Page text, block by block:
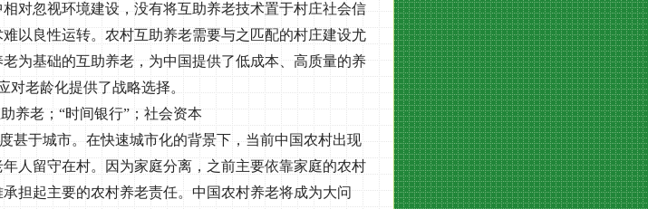
对忽视环境建设，没有将互助养老技术置于村庄社会信
以良性运转。农村互助养老需要与之匹配的村庄建设尤
为基础的互助养老，为中国提供了低成本、高质量的养
对老龄化提供了战略选择。
养老；“时间银行”；社会资本
甚于城市。在快速城市化的背景下，当前中国农村出现
人留守在村。因为家庭分离，之前主要依靠家庭的农村
担起主要的农村养老责任。中国农村养老将成为大问